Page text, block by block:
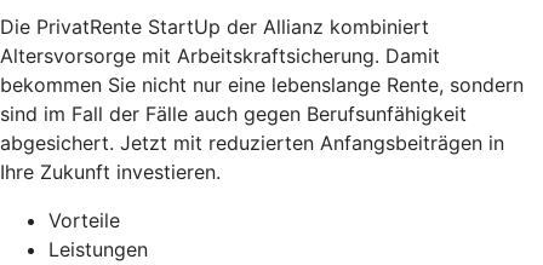
Die PrivatRente StartUp der Allianz kombiniert
Altersvorsorge mit Arbeitskraftsicherung. Damit
bekommen Sie nicht nur eine lebenslange Rente, sondern
sind im Fall der Fälle auch gegen Berufsunfähigkeit
abgesichert. Jetzt mit reduzierten Anfangsbeiträgen in
Ihre Zukunft investieren.
Vorteile
Leistungen